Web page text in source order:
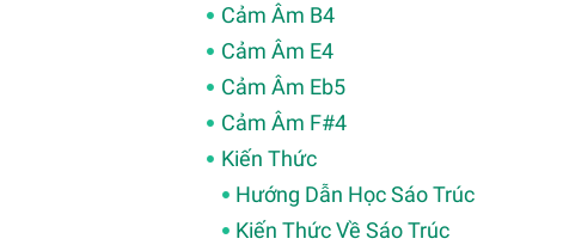
Cảm Âm B4
Cảm Âm E4
Cảm Âm Eb5
Cảm Âm F#4
Kiến Thức
Hướng Dẫn Học Sáo Trúc
Kiến Thức Về Sáo Trúc